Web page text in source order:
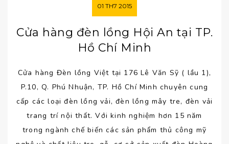
01 TH7 2015
Cửa hàng đèn lồng Hội An tại TP.
Hồ Chí Minh
Cửa hàng Đèn lồng Việt tại 176 Lê Văn Sỹ ( lầu 1),
P.10, Q. Phú Nhuận, TP. Hồ Chí Minh chuyên cung
cấp các loại đèn lồng vải, đèn lồng mây tre, đèn vải
trang trí nội thất. Với kinh nghiệm hơn 15 năm
trong ngành chế biến các sản phẩm thủ công mỹ